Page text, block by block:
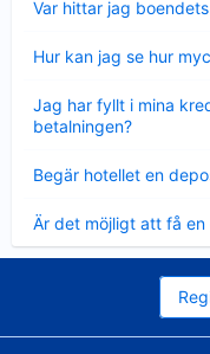
Var hittar jag
mindre
Hur kan jag se hur
mindre
Jag har fyllt i mina
betalningen?
mindre
Begär hotellet en
mindre
Är det möjligt att få
mindre